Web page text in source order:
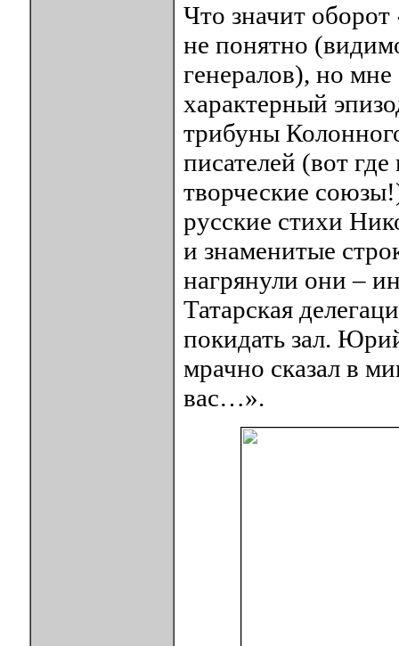
Что значит
не понятно
генералов), но
характерный
трибуны
писателей (вот
творческие
русские стихи
и знаменитые
нагрянули они –
Татарская
покидать зал.
мрачно сказал в
вас…».